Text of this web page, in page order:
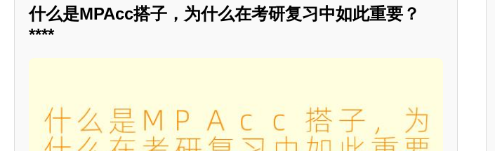
什么是MPAcc搭子，为什么在考研复习中如此重要？
****